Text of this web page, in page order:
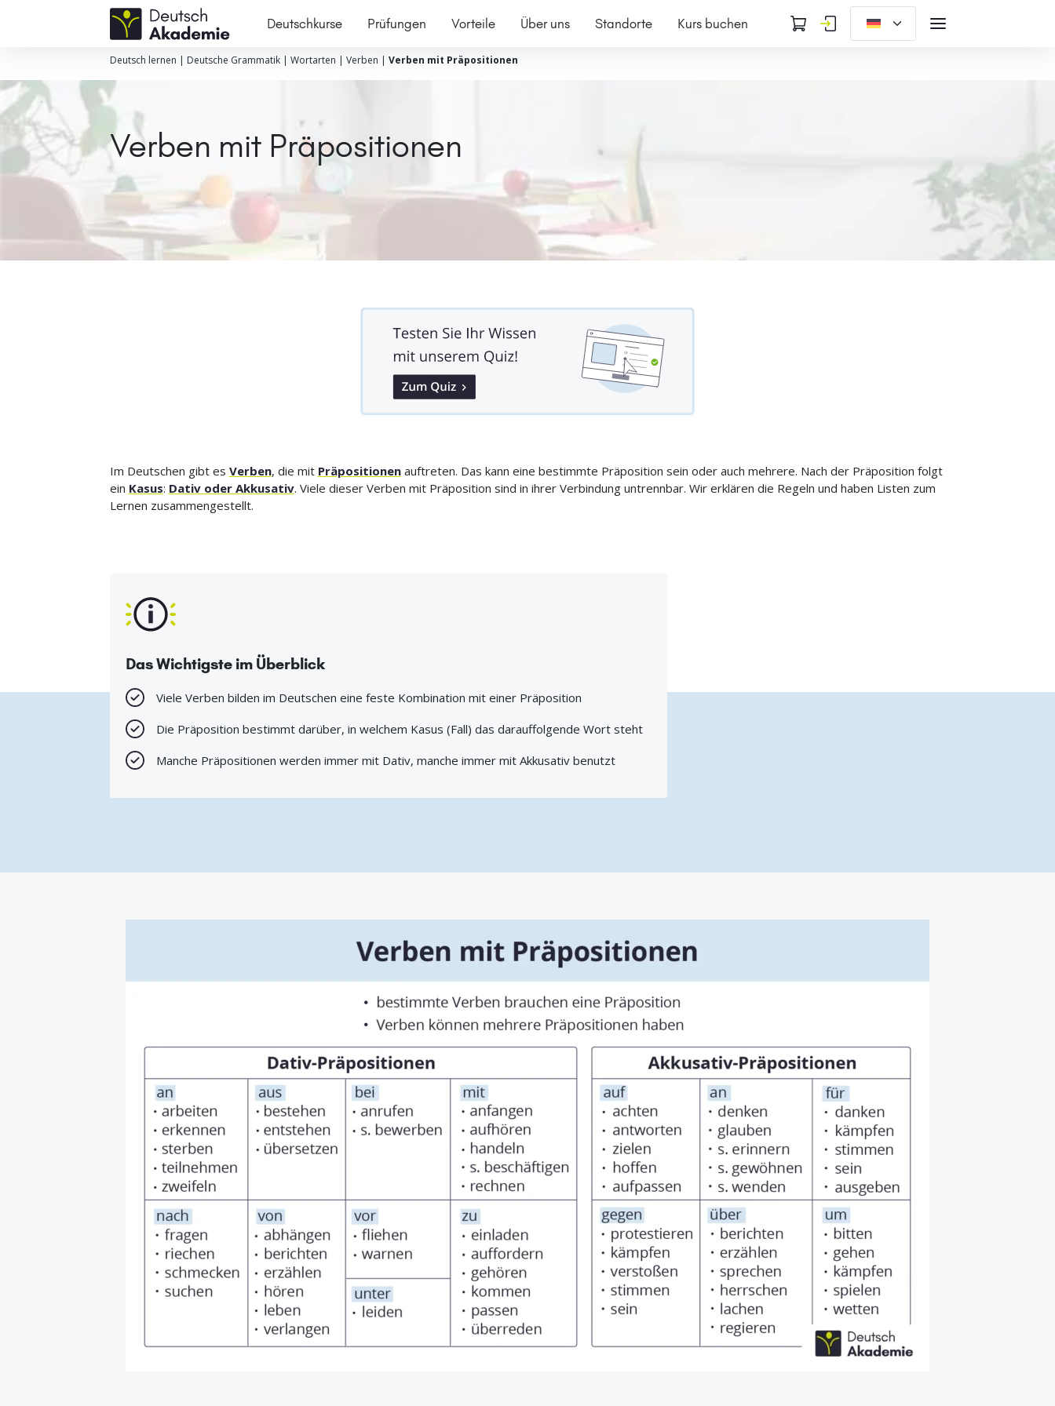
Deutschkurse Prüfungen Vorteile Über uns Standorte Kurs buchen
Deutsch lernen | Deutsche Grammatik| Wortarten | Verben | Verben mit Präpositionen
Verben mit Präpositionen
Im Deutschen gibt es Verben, die mit Präpositionenauftreten. Das kann eine bestimmte Präposition sein oder auch mehrere. Nach der Präposition folgt
ein Kasus: Dativ oder Akkusativ. Viele dieser Verben mit Präposition sind in ihrer Verbindung untrennbar. Wir erklären die Regeln und haben Listen zum
Lernen zusammengestellt.
Das Wichtigste im Überblick
Viele Verben bilden im Deutschen eine feste Kombination mit einer Präposition
Die Präposition bestimmt darüber, in welchem Kasus (Fall) das darauffolgende Wort steht
Manche Präpositionen werden immer mit Dativ, manche immer mit Akkusativ benutzt